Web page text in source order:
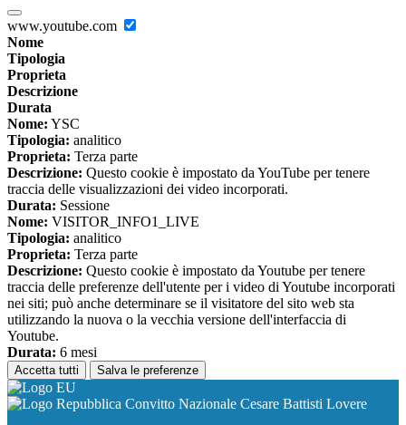
www.youtube.com
Nome
Tipologia
Proprieta
Descrizione
Durata
Nome: YSC
Tipologia: analitico
Proprieta: Terza parte
Descrizione: Questo cookie è impostato da YouTube per tenere
traccia delle visualizzazioni dei video incorporati.
Durata: Sessione
Nome: VISITOR_INFO1_LIVE
Tipologia: analitico
Proprieta: Terza parte
Descrizione: Questo cookie è impostato da Youtube per tenere
traccia delle preferenze dell'utente per i video di Youtube incorporati
nei siti; può anche determinare se il visitatore del sito web sta
utilizzando la nuova o la vecchia versione dell'interfaccia di
Youtube.
Durata: 6 mesi
Accetta tutti Salva le preferenze
Convitto Nazionale Cesare Battisti Lovere